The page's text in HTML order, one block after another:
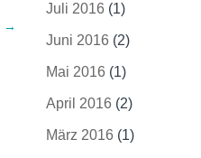
→
Juli 2016 (1)
Juni 2016 (2)
Mai 2016 (1)
April 2016 (2)
März 2016 (1)